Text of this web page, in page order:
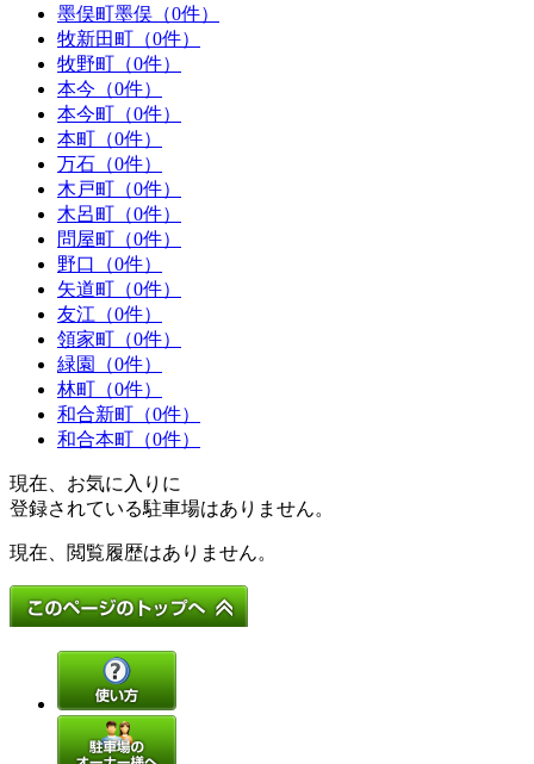
墨俣町墨俣（0件）
牧新田町（0件）
牧野町（0件）
本今（0件）
本今町（0件）
本町（0件）
万石（0件）
木戸町（0件）
木呂町（0件）
問屋町（0件）
野口（0件）
矢道町（0件）
友江（0件）
領家町（0件）
緑園（0件）
林町（0件）
和合新町（0件）
和合本町（0件）
現在、お気に入りに
登録されている駐車場はありません。
現在、閲覧履歴はありません。